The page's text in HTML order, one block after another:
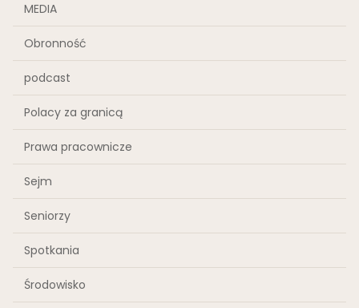
MEDIA
Obronność
podcast
Polacy za granicą
Prawa pracownicze
Sejm
Seniorzy
Spotkania
Środowisko